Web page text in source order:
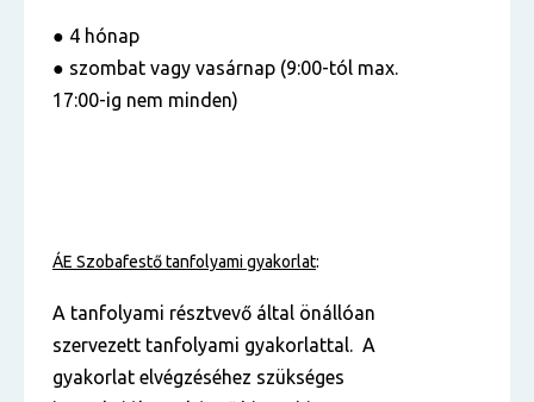
● 4 hónap
● szombat vagy vasárnap (9:00-tól max.
17:00-ig nem minden)
ÁE Szobafestő tanfolyami gyakorlat:
A tanfolyami résztvevő által önállóan
szervezett tanfolyami gyakorlattal. A
gyakorlat elvégzéséhez szükséges